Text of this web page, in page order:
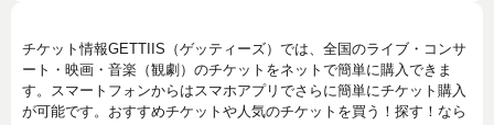
チケット情報GETTIIS（ゲッティーズ）では、全国のライブ・コンサ
ート・映画・音楽（観劇）のチケットをネットで簡単に購入できま
す。スマートフォンからはスマホアプリでさらに簡単にチケット購入
が可能です。おすすめチケットや人気のチケットを買う！探す！なら